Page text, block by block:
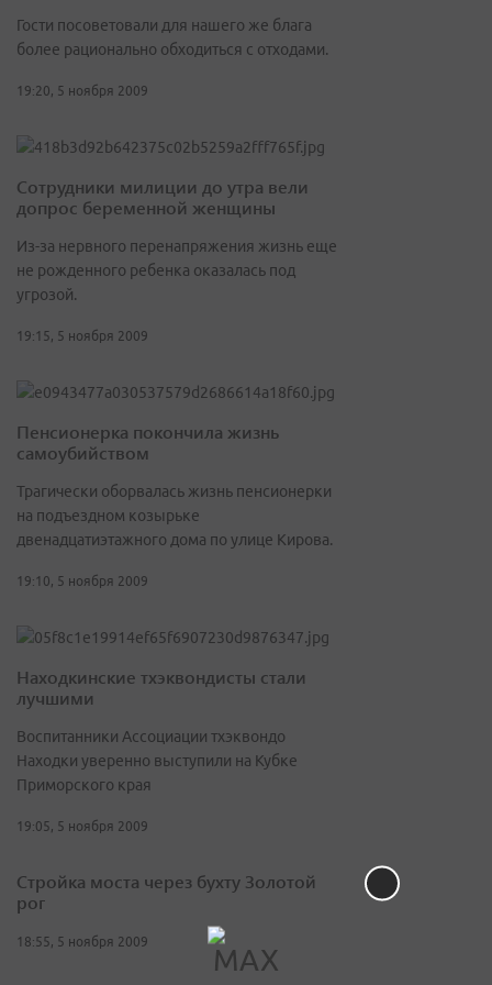
Гости посоветовали для нашего же блага
более рационально обходиться с отходами.
19:20, 5 ноября 2009
Сотрудники милиции до утра вели
допрос беременной женщины
Из-за нервного перенапряжения жизнь еще
не рожденного ребенка оказалась под
угрозой.
19:15, 5 ноября 2009
Пенсионерка покончила жизнь
самоубийством
Трагически оборвалась жизнь пенсионерки
на подъездном козырьке
двенадцатиэтажного дома по улице Кирова.
19:10, 5 ноября 2009
Находкинские тхэквондисты стали
лучшими
Воспитанники Ассоциации тхэквондо
Находки уверенно выступили на Кубке
Приморского края
19:05, 5 ноября 2009
Стройка моста через бухту Золотой
рог
18:55, 5 ноября 2009